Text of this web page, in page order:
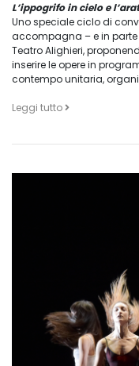
L’ippogrifo in cielo e
Uno speciale ciclo di
accompagna – e in parte
Teatro Alighieri,
inserire le opere in
contempo unitaria,
Leggi tutto